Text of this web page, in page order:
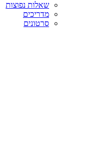
שאלות נפוצות
מדריכים
סרטונים